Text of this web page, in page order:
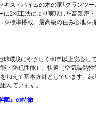
キスイハイムの木の家｢グランツー
は2×6工法により実現した高気密
を標準搭載。最高級の住み心地を
球環境にやさしく60年以上安心
・防犯性能）、快適（空気温熱
加えて基本方針としています。
んでいます。
園』の特徴